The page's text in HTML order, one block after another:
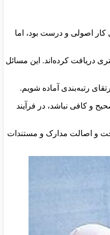
اصولی و درست بود، اما
دریافت کرده‌اند. این مسائل
رتبه‌بندی آماده شویم.
و کافی نباشد، در فرآیند
به صحت و اصالت مدارک و مستندات